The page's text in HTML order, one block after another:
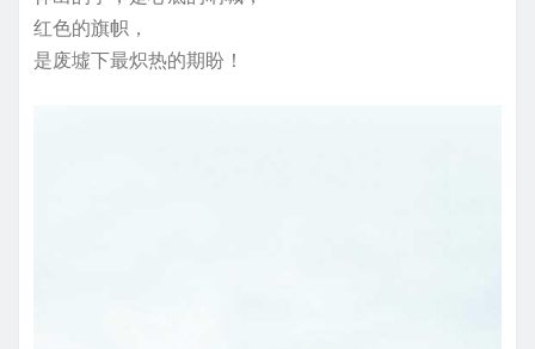
红色的旗帜，
是废墟下最炽热的期盼！